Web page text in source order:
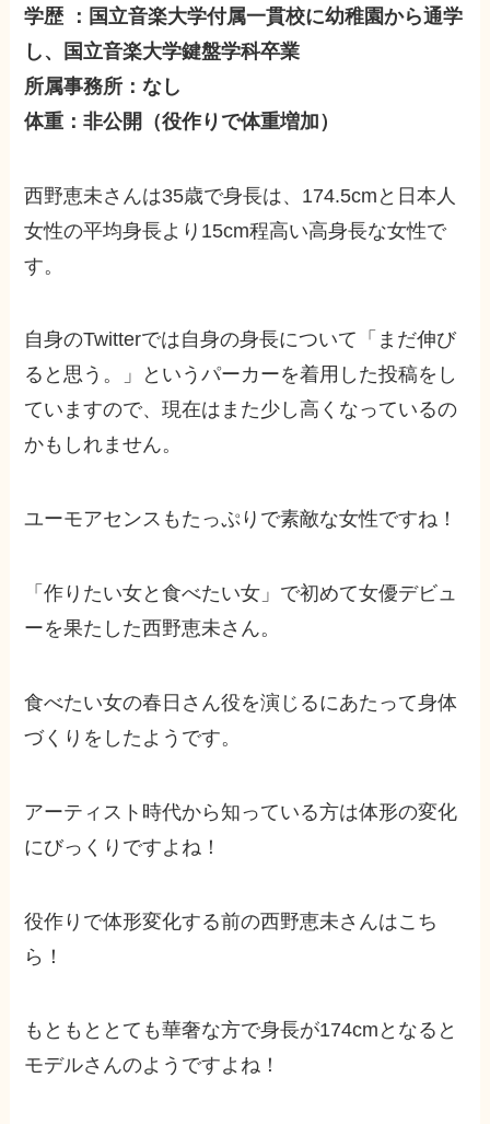
学歴 ：国立音楽大学付属一貫校に幼稚園から通学
し、国立音楽大学鍵盤学科卒業
所属事務所：なし
体重：非公開（役作りで体重増加）
西野恵未さんは35歳で身長は、174.5cmと日本人
女性の平均身長より15cm程高い高身長な女性で
す。
自身のTwitterでは自身の身長について「まだ伸び
ると思う。」というパーカーを着用した投稿をし
ていますので、現在はまた少し高くなっているの
かもしれません。
ユーモアセンスもたっぷりで素敵な女性ですね！
「作りたい女と食べたい女」で初めて女優デビュ
ーを果たした西野恵未さん。
食べたい女の春日さん役を演じるにあたって身体
づくりをしたようです。
アーティスト時代から知っている方は体形の変化
にびっくりですよね！
役作りで体形変化する前の西野恵未さんはこち
ら！
もともととても華奢な方で身長が174cmとなると
モデルさんのようですよね！